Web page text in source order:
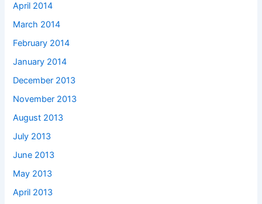
April 2014
March 2014
February 2014
January 2014
December 2013
November 2013
August 2013
July 2013
June 2013
May 2013
April 2013